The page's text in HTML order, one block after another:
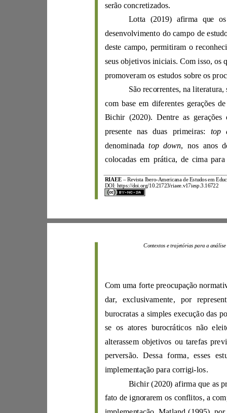
RIAEE –R evista Ibero-A mericana de Estudos em Ed
DOI: https://d oi.org/10.21723/riaee.v17iesp.3.16722
serão con
cretizados.
Lotta
( 2019
) afirma que
desenvolv im en
deste campo,
permitiram
seus objetivos inicia
is. Com isso, os
São recorrent
com base em dife
rentes gerações d
Bichir (
2020
presente
nas duas primeiras:
denominada top d own ,
Contextos e trajetó
Com uma for
dar, exclus
ivamente, por rep
alte rassem objetivos
implementação para corrigi-
los.
Bichir ( 2020
) afirm
fa to de i gn orare m os conflit os,